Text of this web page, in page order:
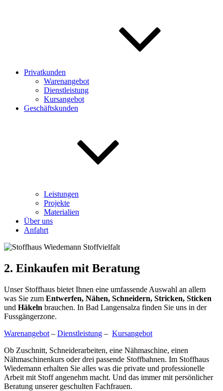
Privatkunden
Warenangebot
Dienstleistung
Kursangebot
Geschäftskunden
Leistungen
Projekte
Materialien
Über uns
Anfahrt
2. Einkaufen mit Beratung
Unser Stoffhaus bietet Ihnen eine umfassende Auswahl an allem
was Sie zum Entwerfen, Nähen, Schneidern, Stricken, Sticken
und Häkeln brauchen. In Bad Langensalza finden Sie uns in der
Fussgängerzone.
Warenangebot – Dienstleistung – Kursangebot
Ob Zuschnitt, Schneiderarbeiten, eine Nähmaschine, einen
Nähmaschinenkurs oder drei passende Stoffbahnen. Im Stoffhaus
Wiedemann erhalten Sie alles was die private und professionelle
Arbeit mit Stoff angenehm macht. Und das immer mit persönlicher
Beratung unserer geschulten Fachfrauen.